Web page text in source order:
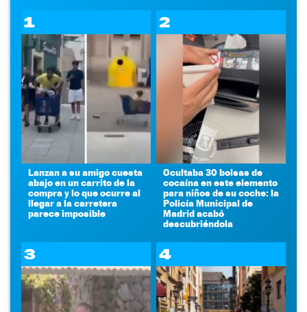
1
Lanzan a su amigo cuesta
abajo en un carrito de la
compra y lo que ocurre al
llegar a la carretera
parece imposible
2
Ocultaba 30 bolsas de
cocaína en este elemento
para niños de su coche: la
Policía Municipal de
Madrid acabó
descubriéndola
3 4